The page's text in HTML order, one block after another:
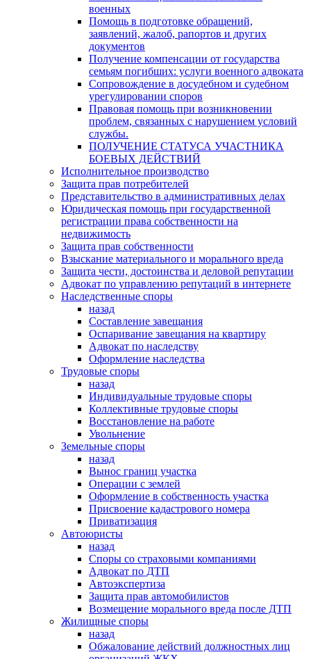
военных
Помощь в подготовке обращений,
заявлений, жалоб, рапортов и других
документов
Получение компенсации от государства
семьям погибших: услуги военного адвоката
Сопровождение в досудебном и судебном
урегулировании споров
Правовая помощь при возникновении
проблем, связанных с нарушением условий
службы.
ПОЛУЧЕНИЕ СТАТУСА УЧАСТНИКА
БОЕВЫХ ДЕЙСТВИЙ
Исполнительное производство
Защита прав потребителей
Представительство в административных делах
Юридическая помощь при государственной
регистрации права собственности на
недвижимость
Защита прав собственности
Взыскание материального и морального вреда
Защита чести, достоинства и деловой репутации
Адвокат по управлению репутаций в интернете
Наследственные споры
назад
Составление завещания
Оспаривание завещания на квартиру
Адвокат по наследству
Оформление наследства
Трудовые споры
назад
Индивидуальные трудовые споры
Коллективные трудовые споры
Восстановление на работе
Увольнение
Земельные споры
назад
Вынос границ участка
Операции с землей
Оформление в собственность участка
Присвоение кадастрового номера
Приватизация
Автоюристы
назад
Споры со страховыми компаниями
Адвокат по ДТП
Автоэкспертиза
Защита прав автомобилистов
Возмещение морального вреда после ДТП
Жилищные споры
назад
Обжалование действий должностных лиц